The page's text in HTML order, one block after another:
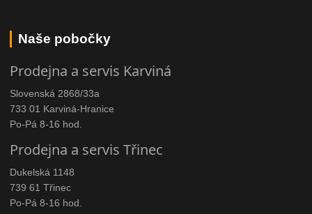
Naše pobočky
Prodejna a servis Karviná
Slovenská 2868/33a
733 01 Karviná-Hranice
Po-Pá 8-16 hod.
Prodejna a servis Třinec
Dukelská 1148
739 61 Třinec
Po-Pá 8-16 hod.